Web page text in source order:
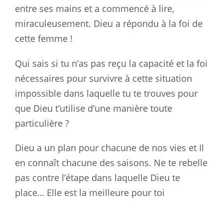
entre ses mains et a commencé à lire,
miraculeusement. Dieu a répondu à la foi de
cette femme !
Qui sais si tu n’as pas reçu la capacité et la foi
nécessaires pour survivre à cette situation
impossible dans laquelle tu te trouves pour
que Dieu t’utilise d’une manière toute
particulière ?
Dieu a un plan pour chacune de nos vies et Il
en connaît chacune des saisons. Ne te rebelle
pas contre l’étape dans laquelle Dieu te
place… Elle est la meilleure pour toi